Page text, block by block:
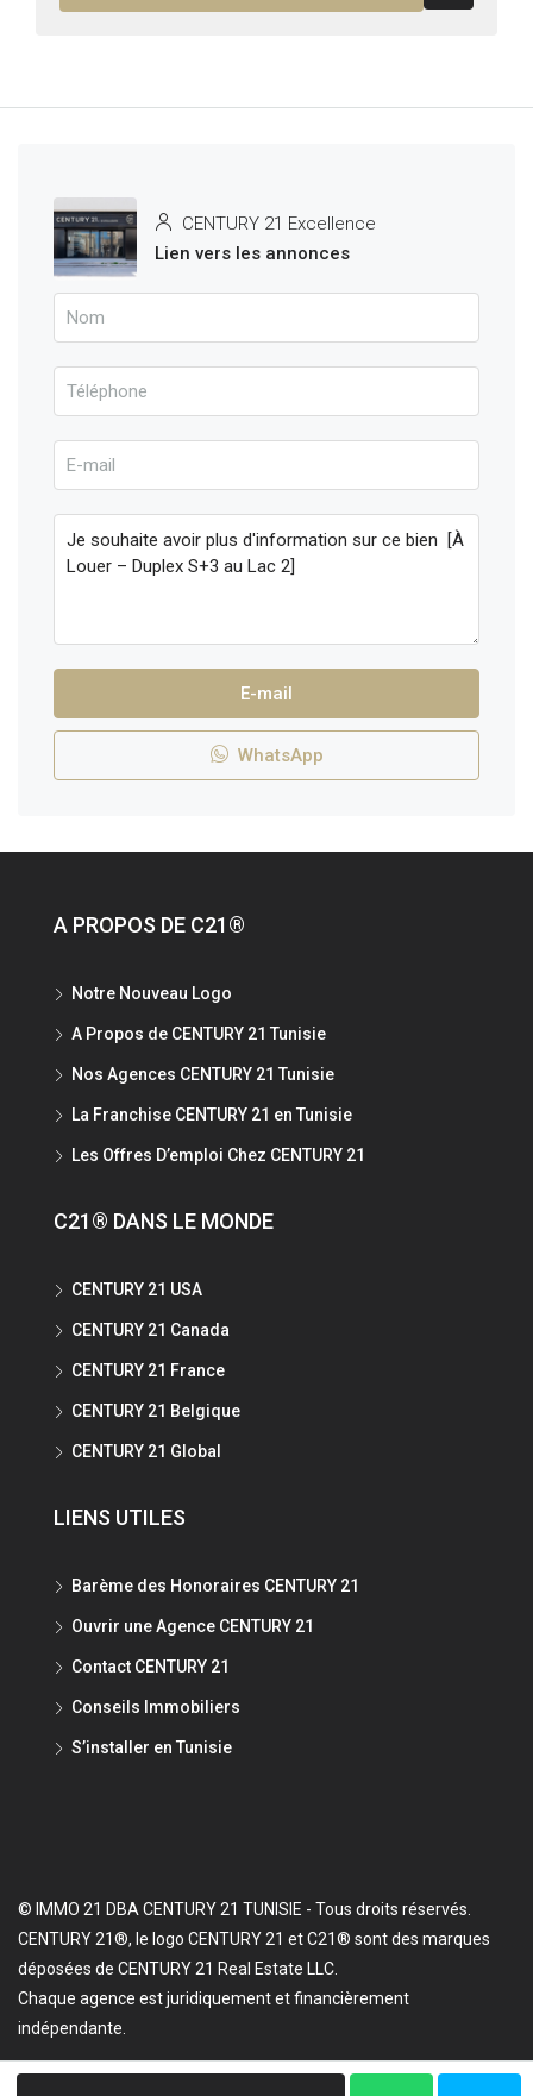
promoteur,...
CENTURY 21 Excellence
Lien vers les annonces
E-mail
WhatsApp
A PROPOS DE C21®
Notre Nouveau Logo
A Propos de CENTURY 21 Tunisie
Nos Agences CENTURY 21 Tunisie
La Franchise CENTURY 21 en Tunisie
Les Offres D’emploi Chez CENTURY 21
C21® DANS LE MONDE
CENTURY 21 USA
CENTURY 21 Canada
CENTURY 21 France
CENTURY 21 Belgique
CENTURY 21 Global
LIENS UTILES
Barème des Honoraires CENTURY 21
Ouvrir une Agence CENTURY 21
Contact CENTURY 21
Conseils Immobiliers
S’installer en Tunisie
© IMMO 21 DBA CENTURY 21 TUNISIE - Tous droits réservés.
CENTURY 21®, le logo CENTURY 21 et C21® sont des marques
déposées de CENTURY 21 Real Estate LLC.
Chaque agence est juridiquement et financièrement
indépendante.